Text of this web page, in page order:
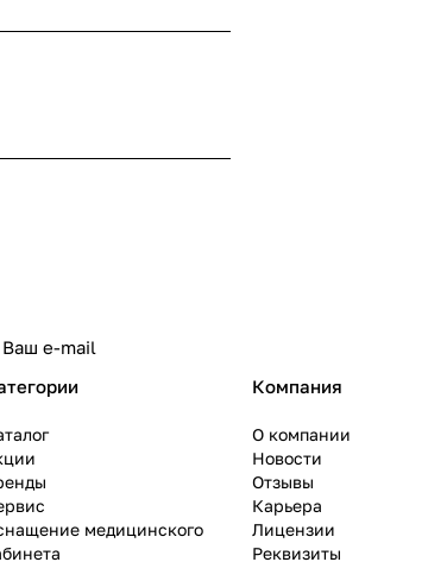
медицинского
Компания
О компании
Новости
Отзывы
Карьера
Лицензии
Реквизиты